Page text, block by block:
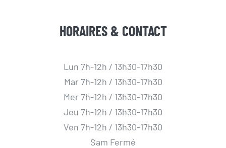
HORAIRES & CONTACT
Lun 7h-12h / 13h30-17h30
Mar 7h-12h / 13h30-17h30
Mer 7h-12h / 13h30-17h30
Jeu 7h-12h / 13h30-17h30
Ven 7h-12h / 13h30-17h30
Sam Fermé